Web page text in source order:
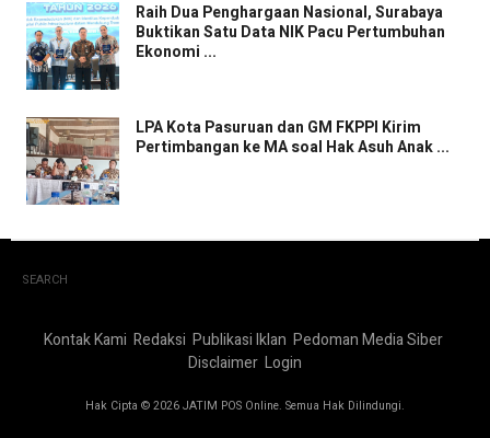
Raih Dua Penghargaan Nasional, Surabaya
Buktikan Satu Data NIK Pacu Pertumbuhan
Ekonomi ...
LPA Kota Pasuruan dan GM FKPPI Kirim
Pertimbangan ke MA soal Hak Asuh Anak ...
SEARCH
Kontak Kami Redaksi Publikasi Iklan Pedoman Media Siber
Disclaimer Login
Hak Cipta © 2026 JATIM POS Online. Semua Hak Dilindungi.